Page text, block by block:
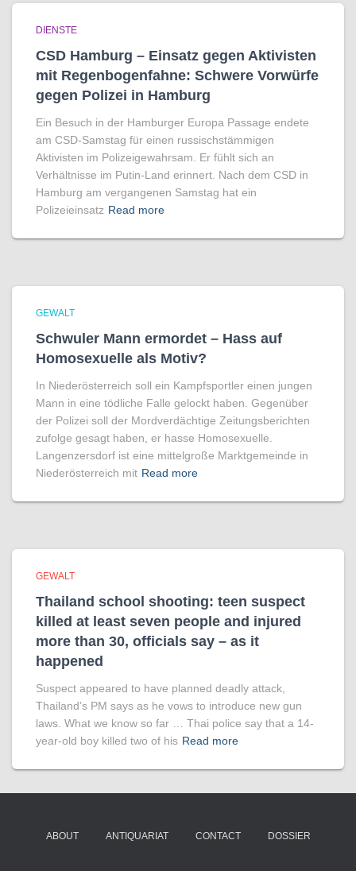
DIENSTE
CSD Hamburg – Einsatz gegen Aktivisten
mit Regenbogen­fahne: Schwere Vorwürfe
gegen Polizei in Hamburg
Ein Besuch in der Hamburger Europa Passage endete
am CSD-Samstag für einen russischstämmigen
Aktivisten im Polizeigewahrsam. Er fühlt sich an
Verhältnisse im Putin-Land erinnert. Nach dem CSD in
Hamburg am vergangenen Samstag hat ein
Polizeieinsatz Read more
GEWALT
Schwuler Mann ermordet – Hass auf
Homo­sexuelle als Motiv?
In Niederösterreich soll ein Kampfsportler einen jungen
Mann in eine tödliche Falle gelockt haben. Gegenüber
der Polizei soll der Mordverdächtige Zeitungsberichten
zufolge gesagt haben, er hasse Homosexuelle.
Langenzersdorf ist eine mittelgroße Marktgemeinde in
Niederösterreich mit Read more
GEWALT
Thailand school shooting: teen suspect
killed at least seven people and injured
more than 30, officials say – as it
happened
Suspect appeared to have planned deadly attack,
Thailand’s PM says as he vows to introduce new gun
laws. What we know so far … Thai police say that a 14-
year-old boy killed two of his Read more
ABOUT ANTIQUARIAT CONTACT DOSSIER